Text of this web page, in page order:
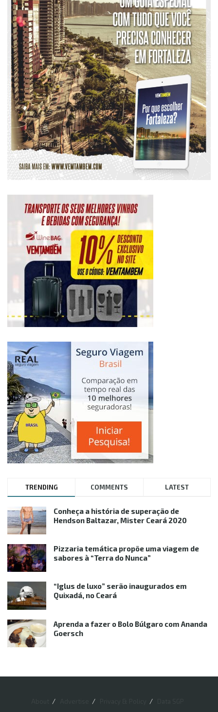
TRENDING COMMENTS LATEST
Conheça a história de superação de
Hendson Baltazar, Mister Ceará 2020
Pizzaria temática propõe uma viagem de
sabores à “Terra do Nunca”
“Iglus de luxo” serão inaugurados em
Quixadá, no Ceará
Aprenda a fazer o Bolo Búlgaro com Ananda
Goersch